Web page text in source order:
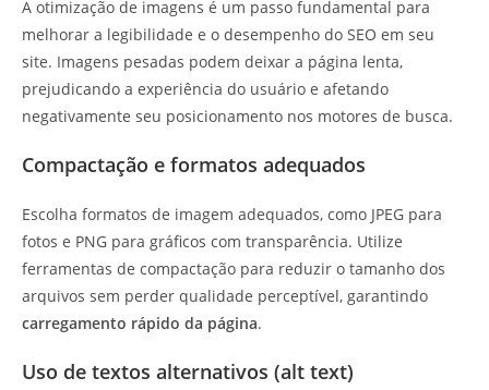
A otimização de imagens é um passo fundamental para
melhorar a legibilidade e o desempenho do SEO em seu
site. Imagens pesadas podem deixar a página lenta,
prejudicando a experiência do usuário e afetando
negativamente seu posicionamento nos motores de busca.
Compactação e formatos adequados
Escolha formatos de imagem adequados, como JPEG para
fotos e PNG para gráficos com transparência. Utilize
ferramentas de compactação para reduzir o tamanho dos
arquivos sem perder qualidade perceptível, garantindo
carregamento rápido da página.
Uso de textos alternativos (alt text)